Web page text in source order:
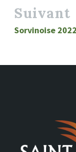
Suivant
Sorvinoise 2022